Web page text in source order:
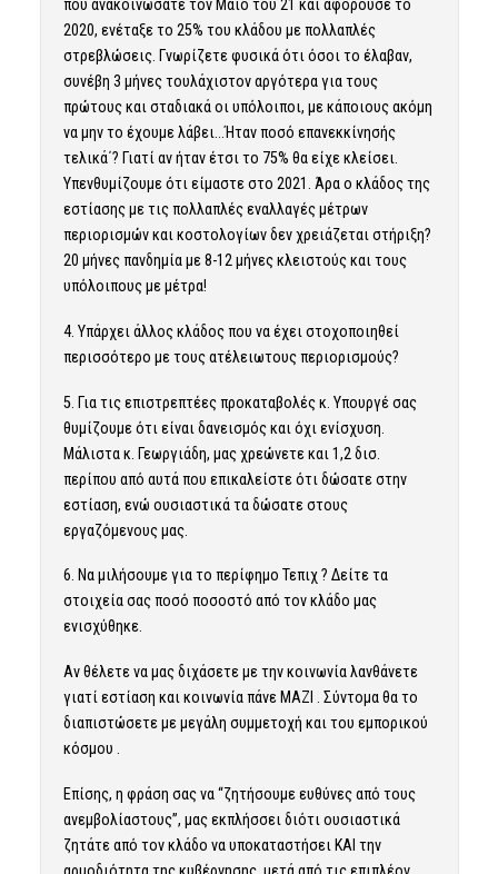
που ανακοινώσατε τον Μάιο του 21 και αφορούσε το
2020, ενέταξε το 25% του κλάδου με πολλαπλές
στρεβλώσεις. Γνωρίζετε φυσικά ότι όσοι το έλαβαν,
συνέβη 3 μήνες τουλάχιστον αργότερα για τους
πρώτους και σταδιακά οι υπόλοιποι, με κάποιους ακόμη
να μην το έχουμε λάβει…Ήταν ποσό επανεκκίνησής
τελικά΄? Γιατί αν ήταν έτσι το 75% θα είχε κλείσει.
Υπενθυμίζουμε ότι είμαστε στο 2021. Άρα ο κλάδος της
εστίασης με τις πολλαπλές εναλλαγές μέτρων
περιορισμών και κοστολογίων δεν χρειάζεται στήριξη?
20 μήνες πανδημία με 8-12 μήνες κλειστούς και τους
υπόλοιπους με μέτρα!
4. Υπάρχει άλλος κλάδος που να έχει στοχοποιηθεί
περισσότερο με τους ατέλειωτους περιορισμούς?
5. Για τις επιστρεπτέες προκαταβολές κ. Υπουργέ σας
θυμίζουμε ότι είναι δανεισμός και όχι ενίσχυση.
Μάλιστα κ. Γεωργιάδη, μας χρεώνετε και 1,2 δισ.
περίπου από αυτά που επικαλείστε ότι δώσατε στην
εστίαση, ενώ ουσιαστικά τα δώσατε στους
εργαζόμενους μας.
6. Να μιλήσουμε για το περίφημο Τεπιχ ? Δείτε τα
στοιχεία σας ποσό ποσοστό από τον κλάδο μας
ενισχύθηκε.
Αν θέλετε να μας διχάσετε με την κοινωνία λανθάνετε
γιατί εστίαση και κοινωνία πάνε ΜΑΖΙ . Σύντομα θα το
διαπιστώσετε με μεγάλη συμμετοχή και του εμπορικού
κόσμου .
Επίσης, η φράση σας να “ζητήσουμε ευθύνες από τους
ανεμβολίαστους”, μας εκπλήσσει διότι ουσιαστικά
ζητάτε από τον κλάδο να υποκαταστήσει ΚΑΙ την